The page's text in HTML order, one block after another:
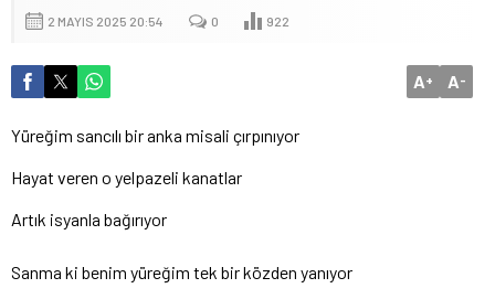
2 MAYIS 2025 20:54 0 922
A+ A-
Yüreğim sancılı bir anka misali çırpınıyor
Hayat veren o yelpazeli kanatlar
Artık isyanla bağırıyor
Sanma ki benim yüreğim tek bir közden yanıyor